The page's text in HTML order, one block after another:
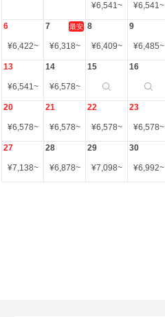
¥6,541~ ¥6,541~
6
¥6,422~
7 最安
¥6,318~
8
¥6,409~
9
¥6,485~
13
¥6,541~
14
¥6,578~
15 16
20
¥6,578~
21
¥6,578~
22
¥6,578~
23
¥6,578~
27
¥7,138~
28
¥6,878~
29
¥7,098~
30
¥6,992~